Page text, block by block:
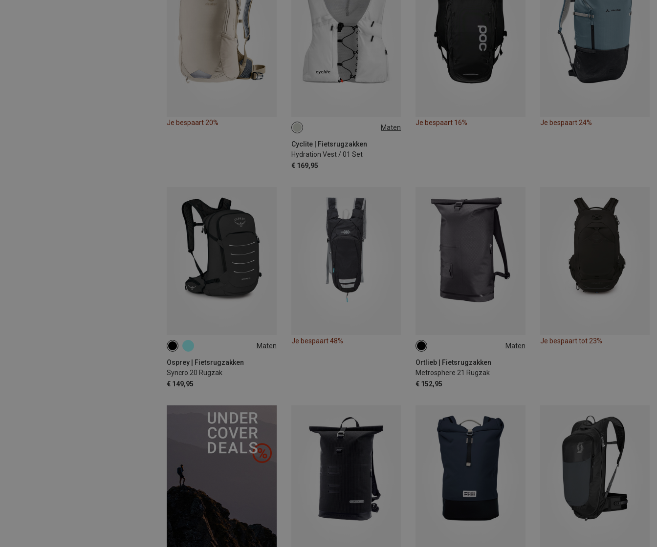
Je bespaart 20%
Maten
Cyclite | Fietsrugzakken
Hydration Vest / 01 Set
€ 169,95
M-L | 5L
Je bespaart 16% Je bespaart 24%
Maten
Osprey | Fietsrugzakken
Syncro 20 Rugzak
€ 149,95
20L
Je bespaart 48%
Maten
Ortlieb | Fietsrugzakken
Metrosphere 21 Rugzak
€ 152,95
21L
Je bespaart tot 23%